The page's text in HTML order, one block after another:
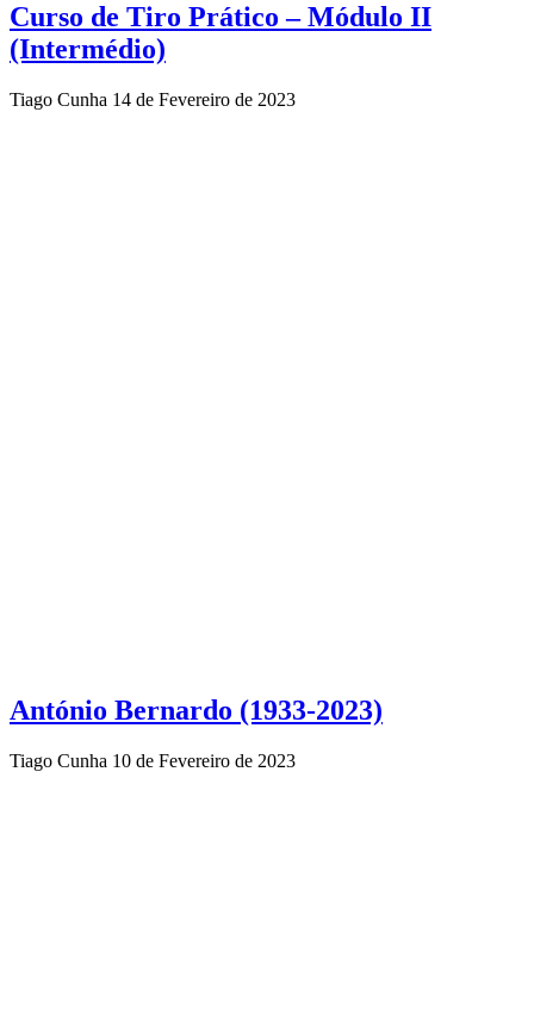
Curso de Tiro Prático – Módulo II
(Intermédio)
Tiago Cunha 14 de Fevereiro de 2023
António Bernardo (1933-2023)
Tiago Cunha 10 de Fevereiro de 2023